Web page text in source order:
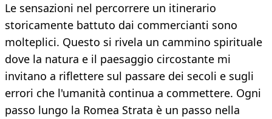
Le sensazioni nel percorrere un itinerario
storicamente battuto dai commercianti sono
molteplici. Questo si rivela un cammino spirituale
dove la natura e il paesaggio circostante mi
invitano a riflettere sul passare dei secoli e sugli
errori che l'umanità continua a commettere. Ogni
passo lungo la Romea Strata è un passo nella